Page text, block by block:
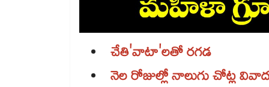
చేతి'వాటా'లతో రగడ
నెల రోజుల్లో నాలుగు చోట్ల